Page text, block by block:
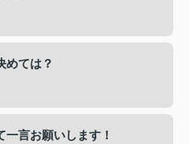
めては？
言お願いします！